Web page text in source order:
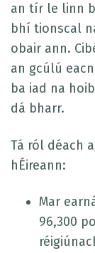
an tír le linn
bhí tionscal
obair ann.
an gcúlú
ba iad na
dá bharr.
Tá ról déach
hÉireann:
Mar
96,300